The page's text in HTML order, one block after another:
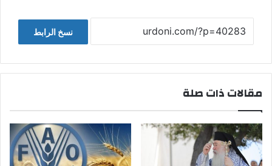
نسخ الرابط
مقالات ذات صلة